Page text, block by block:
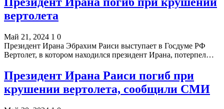
вертолета
Май 21, 2024 1 0
Президент Ирана Эбрахим Раиси выступает в Госдуме РФ
Вертолет, в котором находился президент Ирана, потерпел…
Президент Ирана Раиси погиб при
крушении вертолета, сообщили СМИ